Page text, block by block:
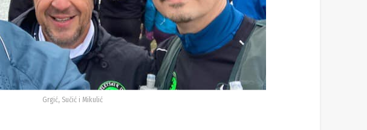
Grgić, Sučić i Mikulić